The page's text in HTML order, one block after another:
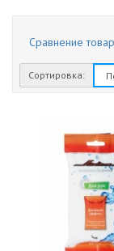
Сравнение
Сортировка: